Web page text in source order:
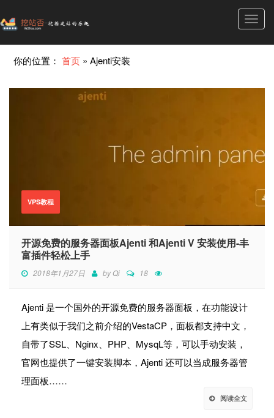
你的位置：首页 »Ajenti安装
VPS教程
开源免费的服务器面板Ajenti 和Ajenti V 安装使用-丰
富插件轻松上手
2018年1月27日 byQi 18
Ajenti 是一个国外的开源免费的服务器面板，在功能设计
上有类似于我们之前介绍的VestaCP，面板都支持中文，
自带了SSL、Nginx、PHP、MysqL等，可以手动安装，
官网也提供了一键安装脚本，Ajenti 还可以当成服务器管
理面板……
阅读全文